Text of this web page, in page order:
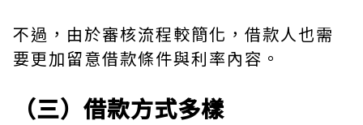
不過，由於審核流程較簡化，借款人也需
要更加留意借款條件與利率內容。
（三）借款方式多樣